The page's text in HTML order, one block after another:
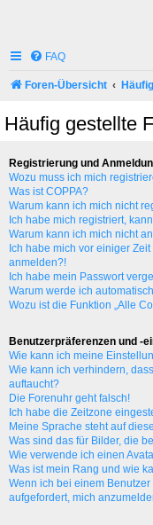
FAQ
Foren-Übersicht
Häufig gestellte
Registrierung und
Wozu muss ich mich
Was ist COPPA?
Warum kann ich mich nicht
Ich habe mich registriert,
Warum kann ich mich nicht
Ich habe mich vor einiger
anmelden?!
Ich habe mein Passwort
Warum werde ich
Wozu ist die Funktion „Alle
Benutzerpräferenzen und -
Wie kann ich meine
Wie kann ich verhindern,
auftaucht?
Die Forenuhr geht falsch!
Ich habe die Zeitzone
Meine Sprache steht auf
Was sind das für Bilder, die
Wie verwende ich einen
Was ist mein Rang und wie
Wenn ich bei einem
aufgefordert, mich